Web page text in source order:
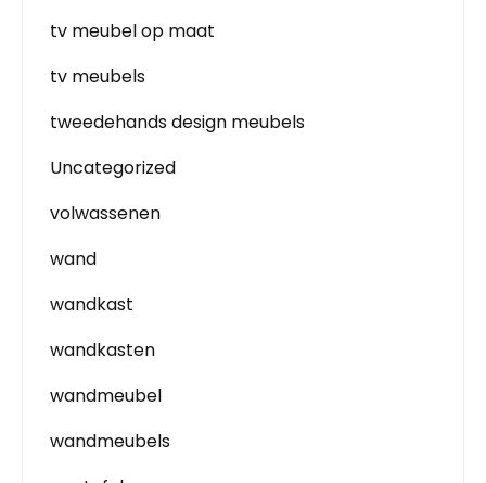
tv meubel op maat
tv meubels
tweedehands design meubels
Uncategorized
volwassenen
wand
wandkast
wandkasten
wandmeubel
wandmeubels